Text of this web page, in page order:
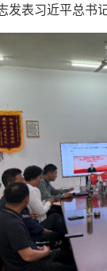
发表习近平总书